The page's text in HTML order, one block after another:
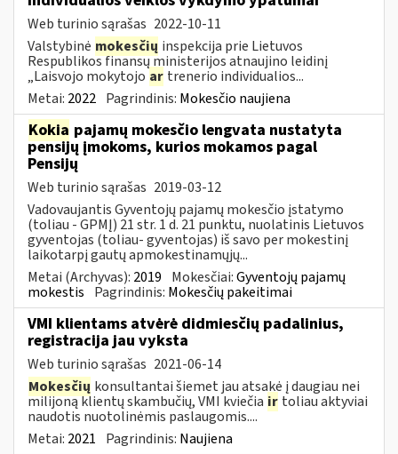
Web turinio sąrašas 2022-10-11
Valstybinė mokesčių inspekcija prie Lietuvos
Respublikos finansų ministerijos atnaujino leidinį
„Laisvojo mokytojo ar trenerio individualios...
Metai: 2022 Pagrindinis: Mokesčio naujiena
Kokia pajamų mokesčio lengvata nustatyta
pensijų įmokoms, kurios mokamos pagal
Pensijų
Web turinio sąrašas 2019-03-12
Vadovaujantis Gyventojų pajamų mokesčio įstatymo
(toliau - GPMĮ) 21 str. 1 d. 21 punktu, nuolatinis Lietuvos
gyventojas (toliau- gyventojas) iš savo per mokestinį
laikotarpį gautų apmokestinamųjų...
Metai (Archyvas): 2019 Mokesčiai:Gyventojų pajamų
mokestis Pagrindinis: Mokesčių pakeitimai
VMI klientams atvėrė didmiesčių padalinius,
registracija jau vyksta
Web turinio sąrašas 2021-06-14
Mokesčių konsultantai šiemet jau atsakė į daugiau nei
milijoną klientų skambučių, VMI kviečia ir toliau aktyviai
naudotis nuotolinėmis paslaugomis....
Metai: 2021 Pagrindinis: Naujiena